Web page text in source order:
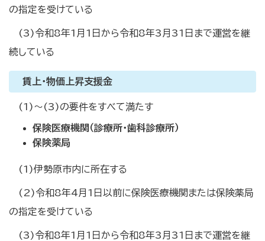
の指定を受けている
(3)令和8年1月1日から令和8年3月31日まで運営を継
続している
賃上・物価上昇支援金
(1)～(3)の要件をすべて満たす
保険医療機関（診療所・歯科診療所）
保険薬局
(1)伊勢原市内に所在する
(2)令和8年4月1日以前に保険医療機関または保険薬局
の指定を受けている
(3)令和8年1月1日から令和8年3月31日まで運営を継